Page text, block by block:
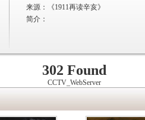
来源：
《1911再读辛亥》
简介：
302 Found
CCTV_WebServer